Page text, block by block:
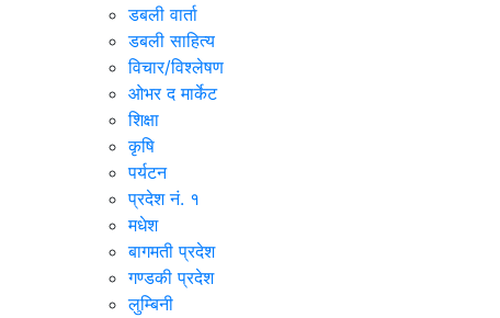
डबली वार्ता
डबली साहित्य
विचार/विश्‍लेषण
ओभर द मार्केट
शिक्षा
कृषि
पर्यटन
प्रदेश नं. १
मधेश
बागमती प्रदेश
गण्डकी प्रदेश
लुम्बिनी